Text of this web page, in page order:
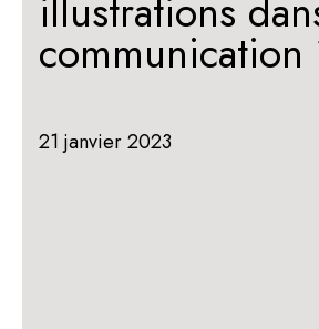
communication
21 janvier 2023